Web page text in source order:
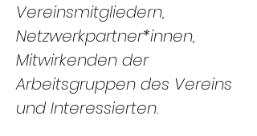
Vereinsmitgliedern,
Netzwerkpartner*innen,
Mitwirkenden der
Arbeitsgruppen des Vereins
und Interessierten.